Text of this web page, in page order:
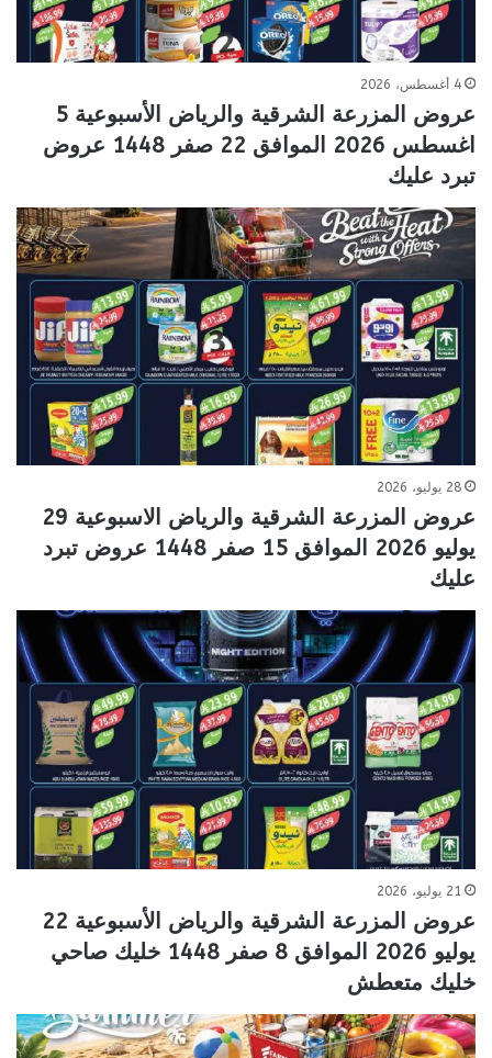
4 أغسطس، 2026
عروض المزرعة الشرقية والرياض الأسبوعية 5
اغسطس 2026 الموافق 22 صفر 1448 عروض
تبرد عليك
28 يوليو، 2026
عروض المزرعة الشرقية والرياض الاسبوعية 29
يوليو 2026 الموافق 15 صفر 1448 عروض تبرد
عليك
21 يوليو، 2026
عروض المزرعة الشرقية والرياض الأسبوعية 22
يوليو 2026 الموافق 8 صفر 1448 خليك صاحي
خليك متعطش